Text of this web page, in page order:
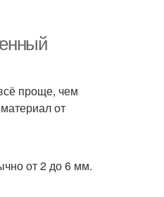
проще, чем
от
от 2 до 6 мм.